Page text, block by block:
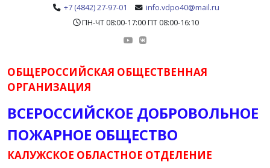
+7 (4842) 27-97-01
info.vdpo40@mail.ru
ПН-ЧТ 08:00-17:00 ПТ 08:00-16:10
ОБЩЕРОССИЙСКАЯ ОБЩЕСТВЕННАЯ
ОРГАНИЗАЦИЯ
ВСЕРОССИЙСКОЕ ДОБРОВОЛЬНОЕ
ПОЖАРНОЕ ОБЩЕСТВО
КАЛУЖСКОЕ ОБЛАСТНОЕ ОТДЕЛЕНИЕ